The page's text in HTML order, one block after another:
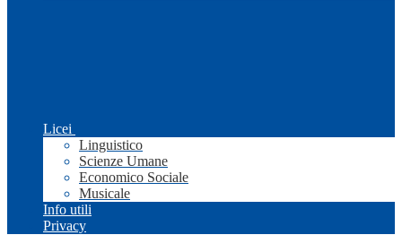
Licei
Linguistico
Scienze Umane
Economico Sociale
Musicale
Info utili
Privacy